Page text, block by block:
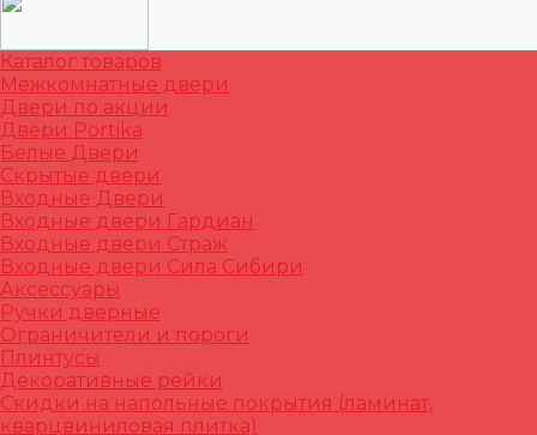
Каталог товаров
Межкомнатные двери
Двери по акции
Двери Portika
Белые Двери
Скрытые двери
Входные Двери
Входные двери Гардиан
Входные двери Страж
Входные двери Сила Сибири
Аксессуары
Ручки дверные
Ограничители и пороги
Плинтусы
Декоративные рейки
Скидки на напольные покрытия (ламинат,
кварцвиниловая плитка)